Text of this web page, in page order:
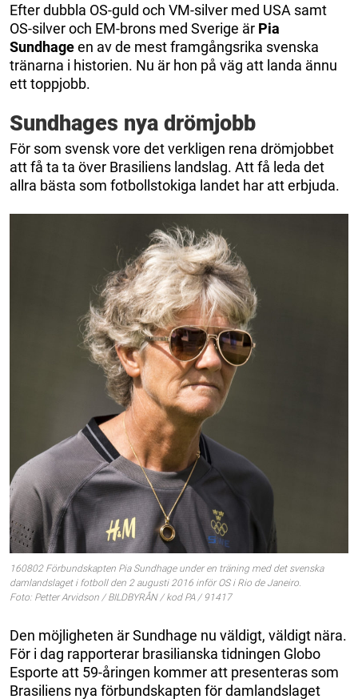
Efter dubbla OS-guld och VM-silver med USA samt
OS-silver och EM-brons med Sverige är Pia
Sundhageen av de mest framgångsrika svenska
tränarna i historien. Nu är hon på väg att landa ännu
ett toppjobb.
Sundhages nya drömjobb
För som svensk vore det verkligen rena drömjobbet
att få ta ta över Brasiliens landslag. Att få leda det
allra bästa som fotbollstokiga landet har att erbjuda.
160802 Förbundskapten Pia Sundhage under en träning med det svenska
damlandslaget i fotboll den 2 augusti 2016 inför OS i Rio de Janeiro.
Foto: Petter Arvidson / BILDBYRÅN / kod PA / 91417
Den möjligheten är Sundhage nu väldigt, väldigt nära.
För i dag rapporterar brasilianska tidningen Globo
Esporte att 59-åringen kommer att presenteras som
Brasiliens nya förbundskapten för damlandslaget